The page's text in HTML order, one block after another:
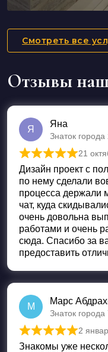
Смотреть все
Отзывы
Я
Яна
Знаток города
Оценка5 из 5
21
Дизайн проект с
по нему сделали
процесса держали
чат, куда
очень довольна
работами и очень
сюда. Спасибо за
предоставить
М
Марс
Знаток города
Оценка 5из 5
2
Знакомы уже